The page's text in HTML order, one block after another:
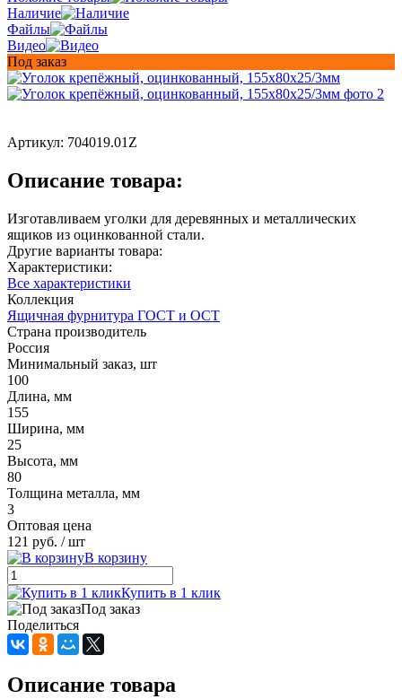
Наличие
Файлы
Видео
Под заказ
Артикул: 704019.01Z
Описание товара:
Изготавливаем уголки для деревянных и металлических
ящиков из оцинкованной стали.
Другие варианты товара:
Характеристики:
Все характеристики
Коллекция
Ящичная фурнитура ГОСТ и ОСТ
Страна производитель
Россия
Минимальный заказ, шт
100
Длина, мм
155
Ширина, мм
25
Высота, мм
80
Толщина металла, мм
3
Оптовая цена
121 руб. / шт
В корзину
Купить в 1 клик
Под заказ
Поделиться
Описание товара